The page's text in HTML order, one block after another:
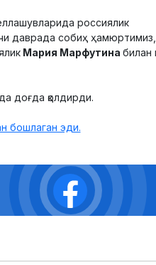
россиялик
даврада собиҳ
Мария Марфутина билан
доғда қолдирди.
бошлаган эди.